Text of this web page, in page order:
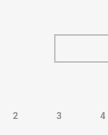
2 3 4